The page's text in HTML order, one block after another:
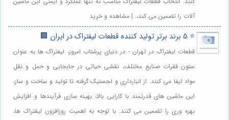
آلات را تضمین می کند،. | مشاهده و خرید
⭐️ 5 برند برتر تولید کننده قطعات لیفتراک در ایران 🏢
قطعات لیفتراک در تهران - در دنیای پرشتاب امروز، لیفتراک ها به عنوان
ستون فقرات صنایع مختلف، نقشی حیاتی در جابجایی و حمل و نقل
مواد ایفا می کنند. از انبارداری و لجستیک گرفته تا تولید و ساخت و ساز،
این ماشین های قدرتمند با کارایی بالا، بهینه سازی فرآیندها و افزایش
بهره وری را تضمین می کنند. با توجه به اهمیت روزافزون لیفتراک ها،